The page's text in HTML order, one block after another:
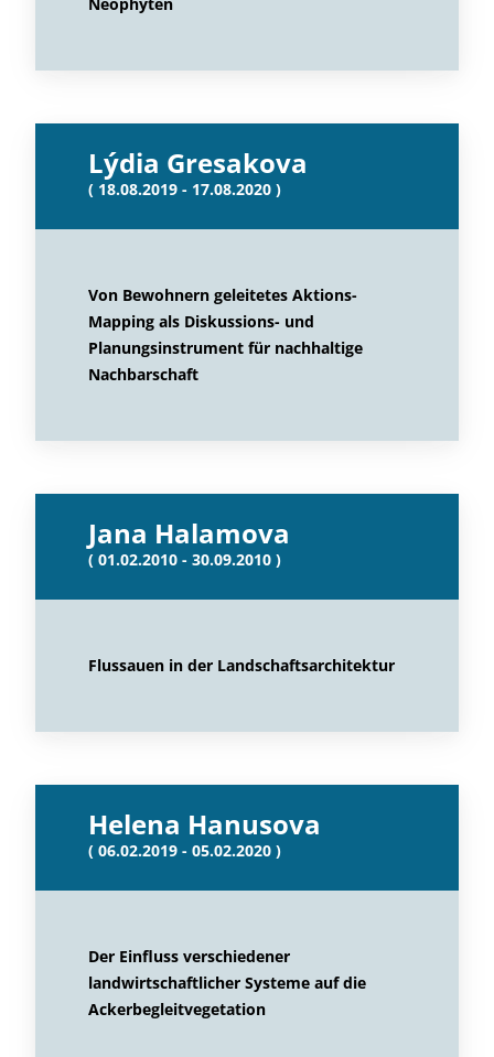
Lýdia Gresakova
( 18.08.2019 - 17.08.2020 )
Von Bewohnern geleitetes Aktions-
Mapping als Diskussions- und
Planungsinstrument für nachhaltige
Nachbarschaft
Jana Halamova
( 01.02.2010 - 30.09.2010 )
Flussauen in der Landschaftsarchitektur
Helena Hanusova
( 06.02.2019 - 05.02.2020 )
Der Einfluss verschiedener
landwirtschaftlicher Systeme auf die
Ackerbegleitvegetation